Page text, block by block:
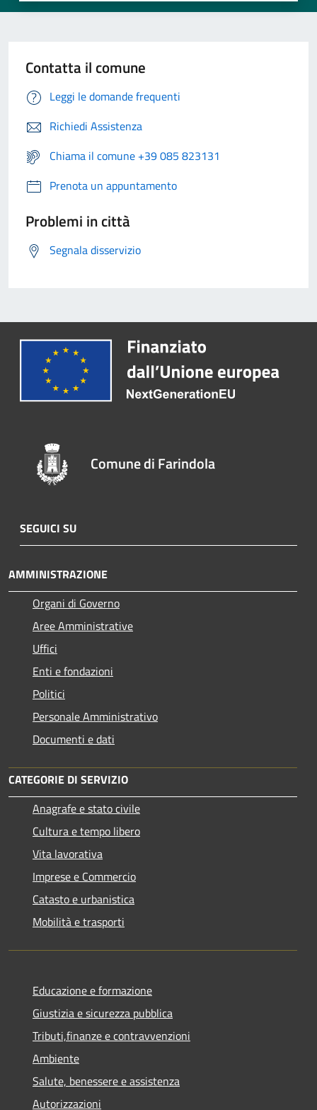
Contatta il comune
Leggi le domande frequenti
Richiedi Assistenza
Chiama il comune +39 085 823131
Prenota un appuntamento
Problemi in città
Segnala disservizio
Comune di Farindola
SEGUICI SU
AMMINISTRAZIONE
Organi di Governo
Aree Amministrative
Uffici
Enti e fondazioni
Politici
Personale Amministrativo
Documenti e dati
CATEGORIE DI SERVIZIO
Anagrafe e stato civile
Cultura e tempo libero
Vita lavorativa
Imprese e Commercio
Catasto e urbanistica
Mobilità e trasporti
Educazione e formazione
Giustizia e sicurezza pubblica
Tributi,finanze e contravvenzioni
Ambiente
Salute, benessere e assistenza
Autorizzazioni